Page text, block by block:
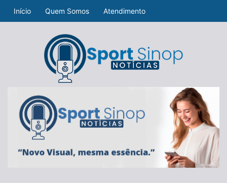
Início Quem Somos Atendimento